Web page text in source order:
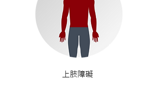
上肢障礙